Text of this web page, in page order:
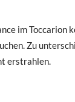
im Toccarion
Zu
erstrahlen.